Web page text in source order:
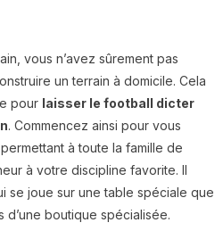
vous n’avez sûrement pas
un terrain à domicile. Cela
pour laisser le football dicter
. Commencez ainsi pour vous
à toute la famille de
à votre discipline favorite. Il
se joue sur une table spéciale que
boutique spécialisée.